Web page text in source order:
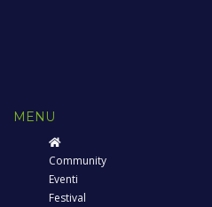
MENU
Community
Eventi
Festival